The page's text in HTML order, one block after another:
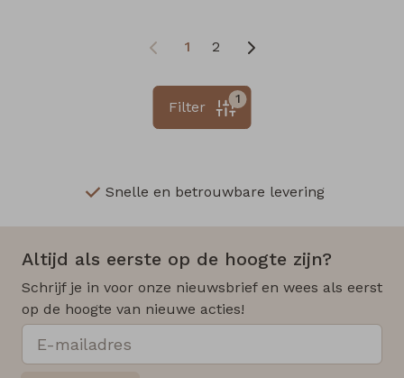
1 2
1
Filter
Snelle en betrouwbare levering
Altijd als eerste op de hoogte zijn?
Schrijf je in voor onze nieuwsbrief en wees als eerst
op de hoogte van nieuwe acties!